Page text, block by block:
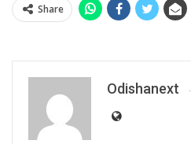
Share
Odishanext